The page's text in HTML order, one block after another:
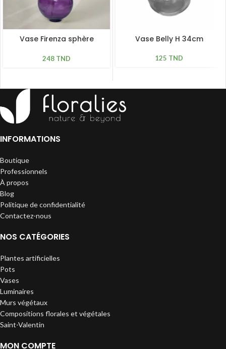
Vase Firenza sphère
248 TND
Vase Belly H 34cm
125 TND
INFORMATIONS
Boutique
Professionnels
À propos
Blog
Politique de confidentialité
Contactez-nous
NOS CATÉGORIES
Plantes artificielles
Pots
Vases
Luminaires
Murs végétaux
Compositions florales et végétales
Saint-Valentin
MON COMPTE